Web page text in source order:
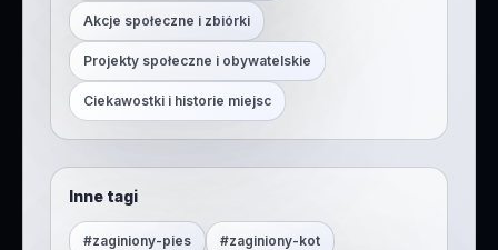
Akcje społeczne i zbiórki
Projekty społeczne i obywatelskie
Ciekawostki i historie miejsc
Inne tagi
#zaginiony-pies #zaginiony-kot